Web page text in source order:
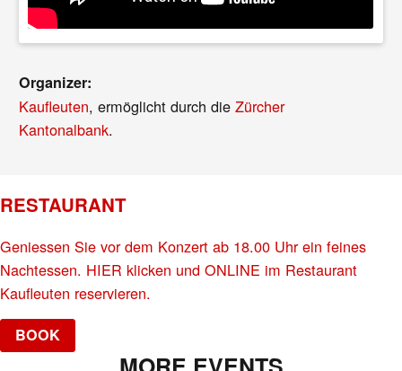
Organizer:
Kaufleuten, ermöglicht durch dieZürcher
Kantonalbank.
RESTAURANT
Geniessen Sie vor dem Konzert ab 18.00 Uhr ein feines
Nachtessen. HIER klicken und ONLINE im Restaurant
Kaufleuten reservieren.
BOOK